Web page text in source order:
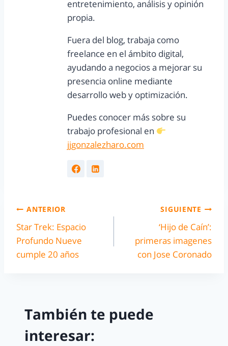
entretenimiento, análisis y opinión
propia.
Fuera del blog, trabaja como
freelance en el ámbito digital,
ayudando a negocios a mejorar su
presencia online mediante
desarrollo web y optimización.
Puedes conocer más sobre su
trabajo profesional en
jjgonzalezharo.com
ANTERIOR
Star Trek: Espacio
Profundo Nueve
cumple 20 años
SIGUIENTE
‘Hijo de Caín’:
primeras imagenes
con Jose Coronado
También te puede
interesar: